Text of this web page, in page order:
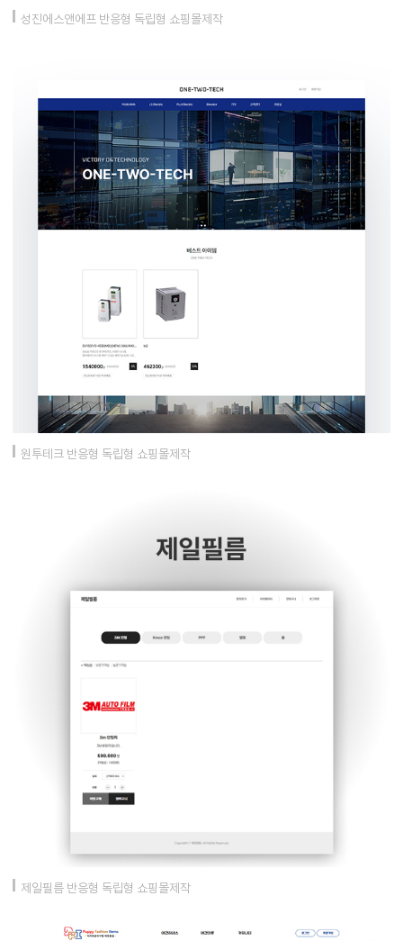
성진에스앤에프 반응형 독립형 쇼핑몰제작
원투테크 반응형 독립형 쇼핑몰제작
제일필름 반응형 독립형 쇼핑몰제작